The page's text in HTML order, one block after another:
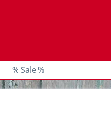
% Sale %